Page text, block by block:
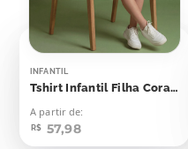
INFANTIL
Tshirt Infantil Filha Coração
A partir de:
R$ 57,98